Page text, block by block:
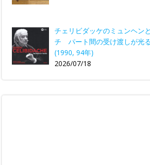
チェリビダッケのミュンヘン
チ パート間の受け渡しが光
(1990, 94年)
2026/07/18